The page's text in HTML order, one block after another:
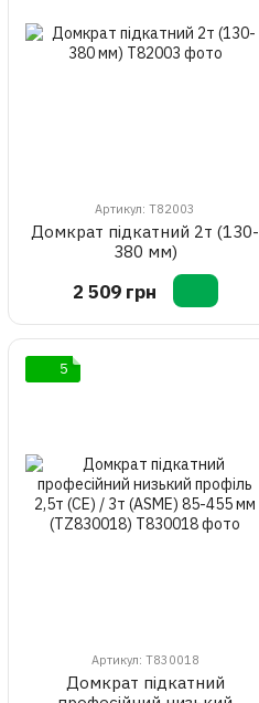
Артикул: T82003
Домкрат підкатний 2т (130-
380 мм)
2 509 грн
5
Артикул: T830018
Домкрат підкатний